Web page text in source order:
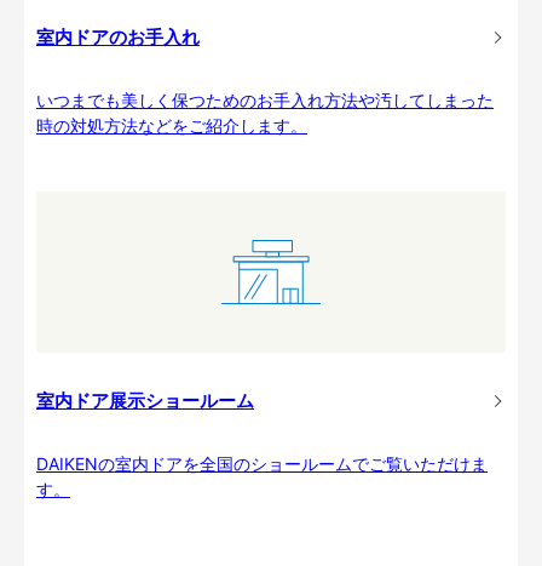
室内ドアのお手入れ
いつまでも美しく保つためのお手入れ方法や汚してしまった
時の対処方法などをご紹介します。
室内ドア展示ショールーム
DAIKENの室内ドアを全国のショールームでご覧いただけま
す。